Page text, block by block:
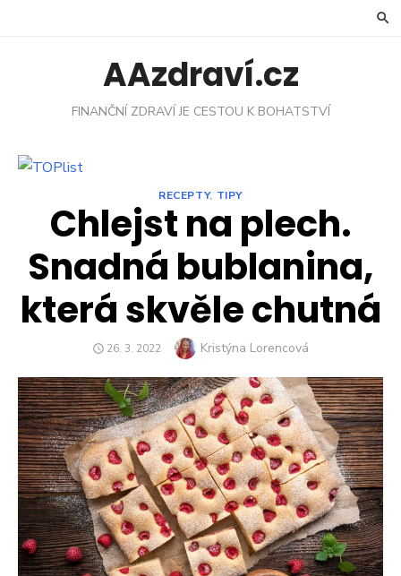
AAzdraví.cz
FINANČNÍ ZDRAVÍ JE CESTOU K BOHATSTVÍ
RECEPTY, TIPY
Chlejst na plech.
Snadná bublanina,
která skvěle chutná
POSTED
26. 3. 2022 Author
Kristýna Lorencová